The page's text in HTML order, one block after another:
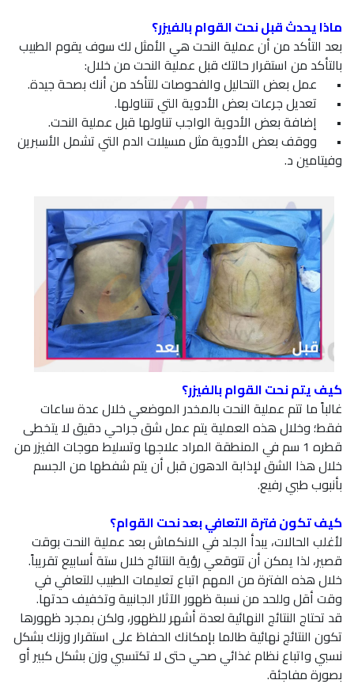
ماذا يحدث قبل نحت القوام بالفيزر؟
بعد التأكد من أن عملية النحت هي الأمثل لك سوف يقوم الطبيب
بالتأكد من استقرار حالتك قبل عملية النحت من خلال:
•
عمل بعض التحاليل والفحوصات للتأكد من أنك بصحة جيدة.
•
تعديل جرعات بعض الأدوية التي تتناولها.
•
إضافة بعض الأدوية الواجب تناولها قبل عملية النحت.
•
ووقف بعض الأدوية مثل مسيلات الدم التي تشمل الأسبرين
وفيتامين د.
كيف يتم نحت القوام بالفيزر؟
غالباً ما تتم عملية النحت بالمخدر الموضعي خلال عدة ساعات
فقط؛ وخلال هذه العملية يتم عمل شق جراحي دقيق لا يتخطى
قطره 1 سم في المنطقة المراد علاجها وتسليط موجات الفيزر من
خلال هذا الشق لإذابة الدهون قبل أن يتم شفطها من الجسم
بأنبوب طبي رفيع.
كيف تكون فترة التعافي بعد نحت القوام؟
لأغلب الحالات، يبدأ الجلد في الانكماش بعد عملية النحت بوقت
قصير، لذا يمكن أن تتوقعي رؤية النتائج خلال ستة أسابيع تقريباً.
خلال هذه الفترة من المهم اتباع تعليمات الطبيب للتعافي في
وقت أقل وللحد من نسبة ظهور الآثار الجانبية وتخفيف حدتها.
قد تحتاج النتائج النهائية لعدة أشهر للظهور، ولكن بمجرد ظهورها
تكون النتائج نهائية طالما بإمكانك الحفاظ على استقرار وزنك بشكل
نسبي واتباع نظام غذائي صحي حتى لا تكتسبي وزن بشكل كبير أو
بصورة مفاجئة.